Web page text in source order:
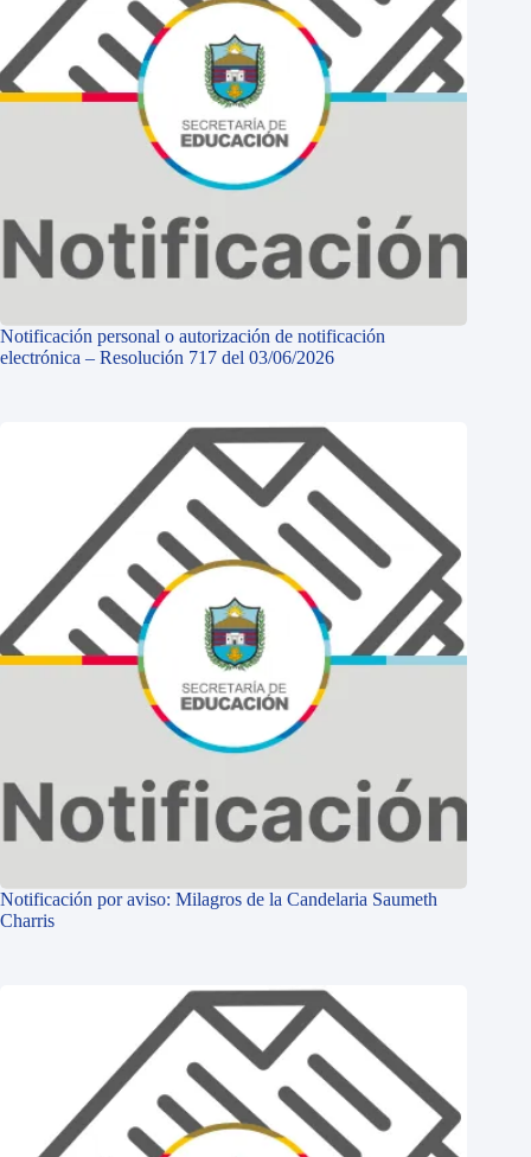
Notificación personal o autorización de notificación
electrónica – Resolución 717 del 03/06/2026
Notificación por aviso: Milagros de la Candelaria Saumeth
Charris